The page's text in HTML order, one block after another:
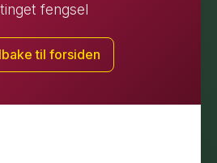
fengsel
til forsiden